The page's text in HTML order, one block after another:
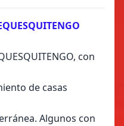
con
de casas
Algunos con